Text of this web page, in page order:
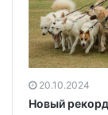
20.10.2024
Новый